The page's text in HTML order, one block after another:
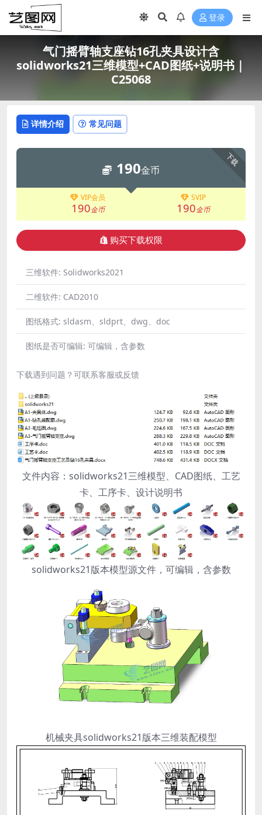
登录
气门摇臂轴支座钻16孔夹具设计含
solidworks21三维模型+CAD图纸+说明书｜
C25068
详情介绍 常见问题
下载
190金币
VIP会员
190金币
SVIP
190金币
购买下载权限
三维软件: Solidworks2021
二维软件: CAD2010
图纸格式: sldasm、sldprt、dwg、doc
图纸是否可编辑: 可编辑，含参数
下载遇到问题？可联系客服或反馈
文件内容：solidworks21三维模型、CAD图纸、工艺
卡、工序卡、设计说明书
solidworks21版本模型源文件，可编辑，含参数
机械夹具solidworks21版本三维装配模型